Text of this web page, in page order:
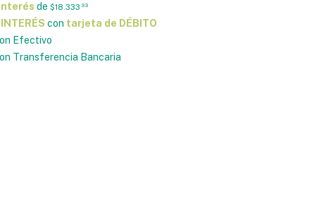
de $18.333 33
con tarjeta de DÉBITO
Efectivo
Transferencia Bancaria